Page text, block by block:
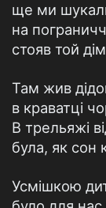
ще ми
на
стояв той
Там жив
в краватці
В трельяжі
була, як сон
Усмішкою